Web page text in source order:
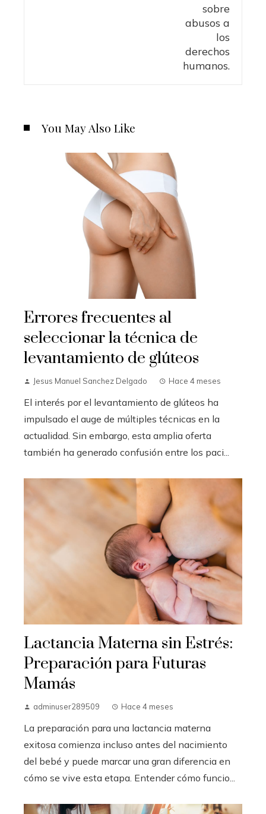
You May Also Like
Errores frecuentes al
seleccionar la técnica de
levantamiento de glúteos
Jesus Manuel Sanchez Delgado Hace 4 meses
El interés por el levantamiento de glúteos ha
impulsado el auge de múltiples técnicas en la
actualidad. Sin embargo, esta amplia oferta
también ha generado confusión entre los paci...
Lactancia Materna sin Estrés:
Preparación para Futuras
Mamás
adminuser289509 Hace 4 meses
La preparación para una lactancia materna
exitosa comienza incluso antes del nacimiento
del bebé y puede marcar una gran diferencia en
cómo se vive esta etapa. Entender cómo funcio...